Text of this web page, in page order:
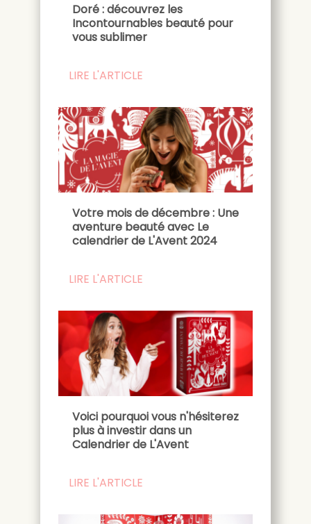
Doré : découvrez les
Incontournables beauté pour
vous sublimer
LIRE L'ARTICLE
Votre mois de décembre : Une
aventure beauté avec Le
calendrier de L'Avent 2024
LIRE L'ARTICLE
Voici pourquoi vous n'hésiterez
plus à investir dans un
Calendrier de L'Avent
LIRE L'ARTICLE